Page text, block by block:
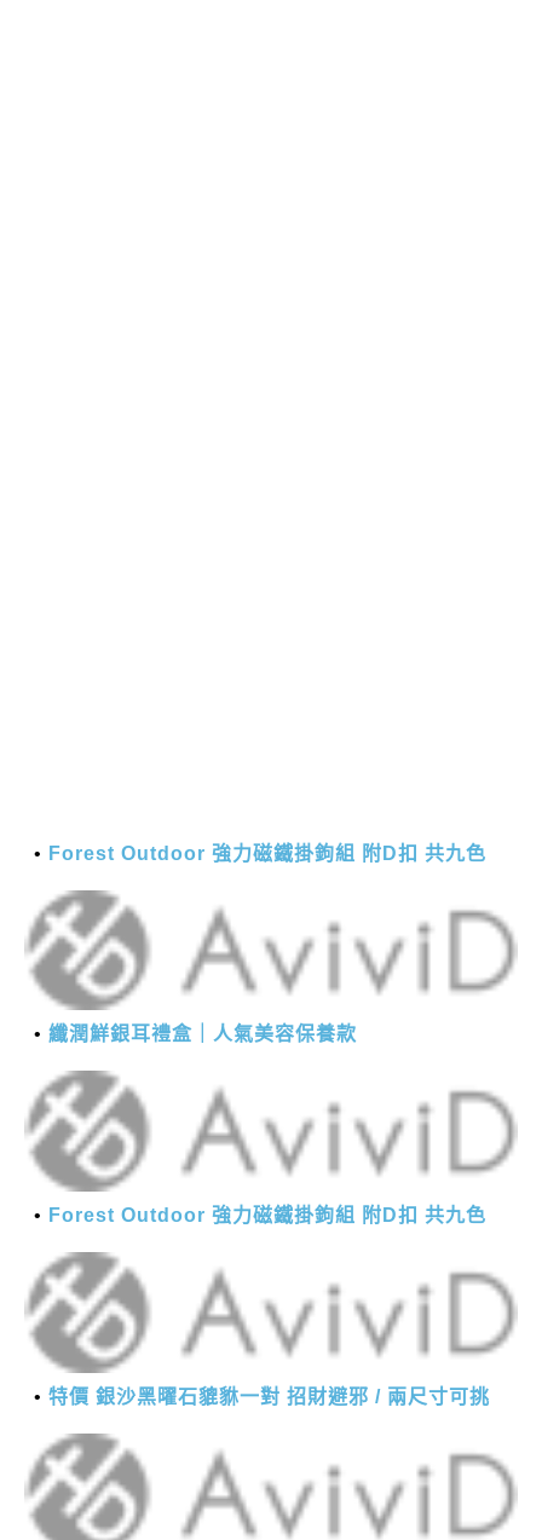
Forest Outdoor 強力磁鐵掛鉤組 附D扣 共九色
纖潤鮮銀耳禮盒｜人氣美容保養款
Forest Outdoor 強力磁鐵掛鉤組 附D扣 共九色
特價 銀沙黑曜石貔貅一對 招財避邪 / 兩尺寸可挑